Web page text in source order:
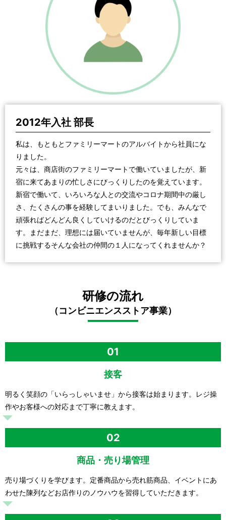
2012年入社 部長
私は、もともとファミリーマートのアルバイトから社員にな
りました。
元々は、商店街のファミリーマートで働いていましたが、新
宿に来てあまりの忙しさにびっくりしたのを覚えています。
新宿で働いて、いろいろな人との交流やコロナ期間中の厳し
さ、たくさんの事を経験してまいりました。でも、みんなで
頑張ればどんどん良くしていけるのだとびっくりしていま
す。まだまだ、理想には届いていませんが、毎年新しい目標
に挑戦するそんな会社の仲間の１人になってくれませんか？
研修の流れ
（コンビニエンスストア事業）
01
接客
明るく笑顔の「いらっしゃいませ」から接客は始まります。レジ操
作やお客様への対応まで丁寧に教えます。
02
商品・売り場管理
売り場づくりを学びます。定番商品から売れ筋商品、イベントにあ
わせた陳列などお店作りのノウハウを習得していただきます。